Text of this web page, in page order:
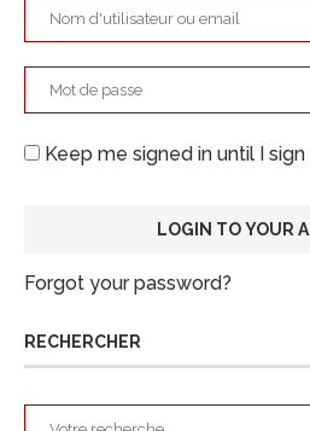
Keep me signed in until I
Forgot your password?
RECHERCHER